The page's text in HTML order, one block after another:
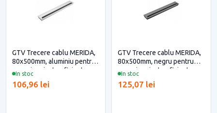
In stoc
GTV Trecere cablu MERIDA,
80x500mm, aluminiu pentru
casa si proiecte eficiente
106,96 lei
In stoc
GTV Trecere cablu MERIDA,
80x500mm, negru pentru
casa si proiecte eficiente
125,07 lei